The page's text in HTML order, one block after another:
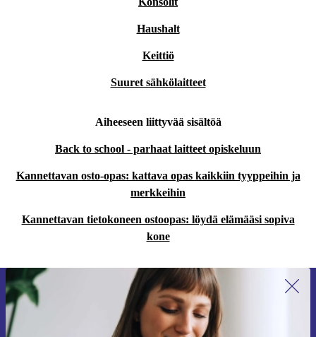
Haushalt
Keittiö
Suuret sähkölaitteet
Aiheeseen liittyvää sisältöä
Back to school - parhaat laitteet opiskeluun
Kannettavan osto-opas: kattava opas kaikkiin tyyppeihin ja
merkkeihin
Kannettavan tietokoneen ostoopas: löydä elämääsi sopiva
kone
Liity ensimmäistä kertaa uutiskirjeen
tilaajaksi ja säästä 15 €!
Älä missaa enää yhtäkään tarjousta.